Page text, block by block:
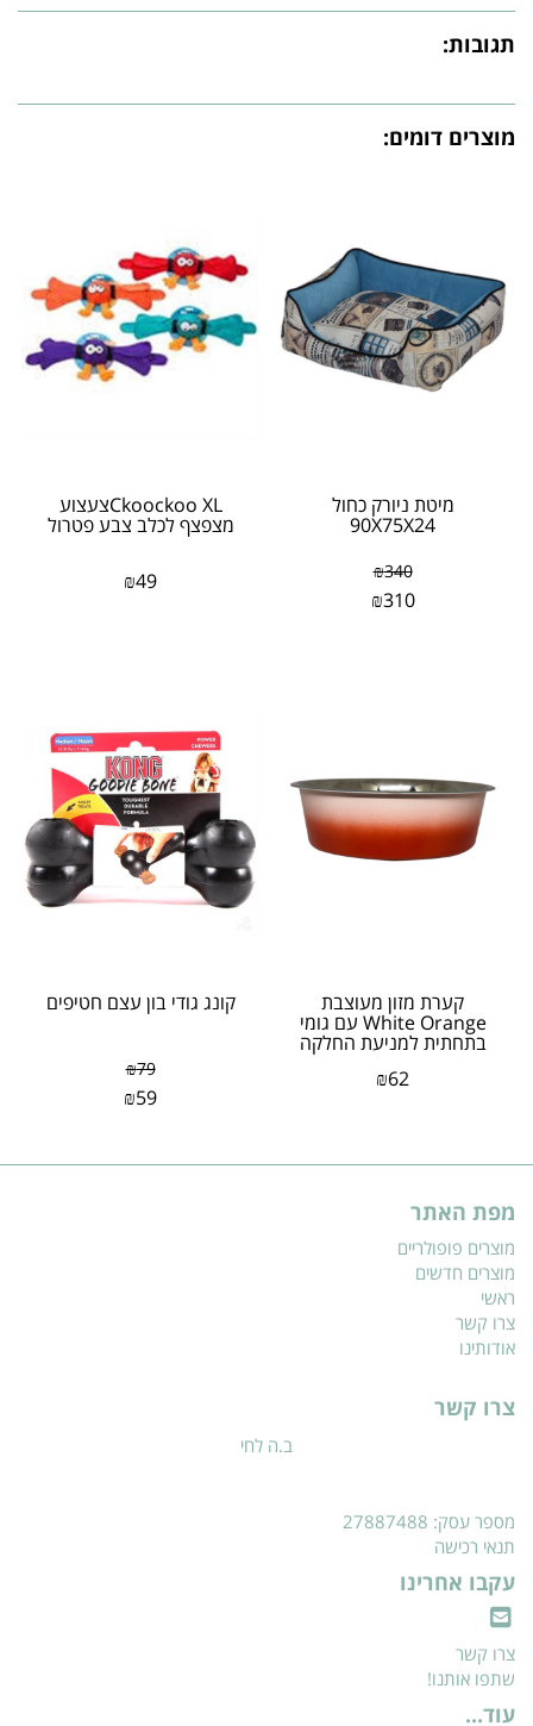
תגובות:
מוצרים דומים:
מיטת ניורק כחול
90X75X24
₪340
₪310
Ckoockoo XLצעצוע
מצפצף לכלב צבע פטרול
₪49
קערת מזון מעוצבת
White Orange עם גומי
בתחתית למניעת החלקה
₪62
קונג גודי בון עצם חטיפים
₪79
₪59
מפת האתר
מוצרים פופולריים
מוצרים חדשים
ראשי
צרו קשר
אודותינו
צרו קשר
ב.ה לחי
מספר עסק: 27887488
תנאי רכישה
עקבו אחרינו
צרו קשר
שתפו אותנו!
עוד...